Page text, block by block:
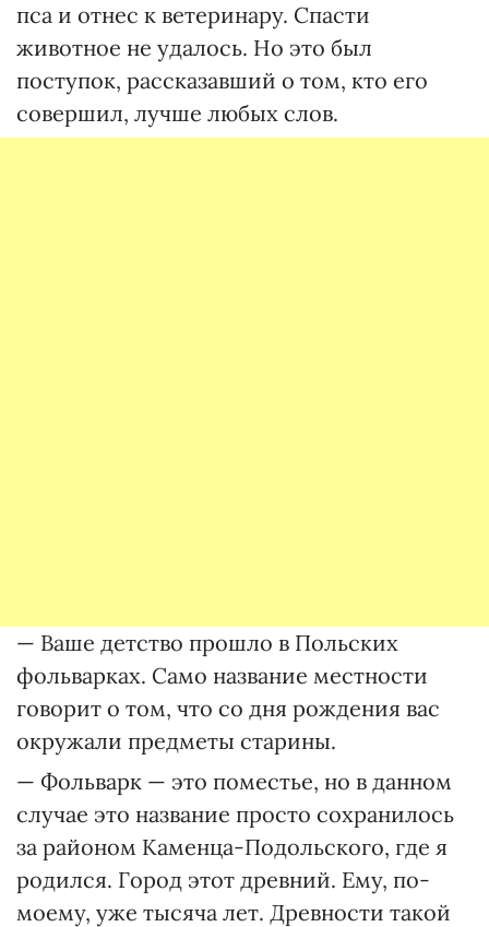
пса и отнес к ветеринару. Спасти
животное не удалось. Но это был
поступок, рассказавший о том, кто его
совершил, лучше любых слов.
— Ваше детство прошло в Польских
фольварках. Само название местности
говорит о том, что со дня рождения вас
окружали предметы старины.
— Фольварк — это поместье, но в данном
случае это название просто сохранилось
за районом Каменца-Подольского, где я
родился. Город этот древний. Ему, по-
моему, уже тысяча лет. Древности такой